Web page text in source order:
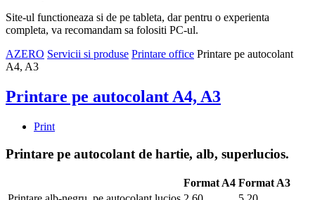
Site-ul functioneaza si de pe tableta, dar pentru o experienta
completa, va recomandam sa folositi PC-ul.
AZERO Servicii si produse Printare office Printare pe autocolant
A4, A3
Printare pe autocolant A4, A3
Print
Printare pe autocolant de hartie, alb, superlucios.
Format A4 Format A3